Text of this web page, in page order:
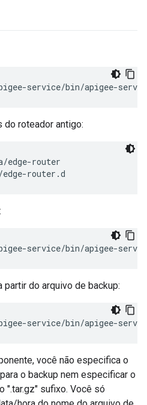
service/bin/apigee-
do roteador antigo:
edge-router
router.d
service/bin/apigee-
partir do arquivo de backup:
service/bin/apigee-
você não especifica o
o backup nem especificar o
".tar.gz" sufixo. Você só